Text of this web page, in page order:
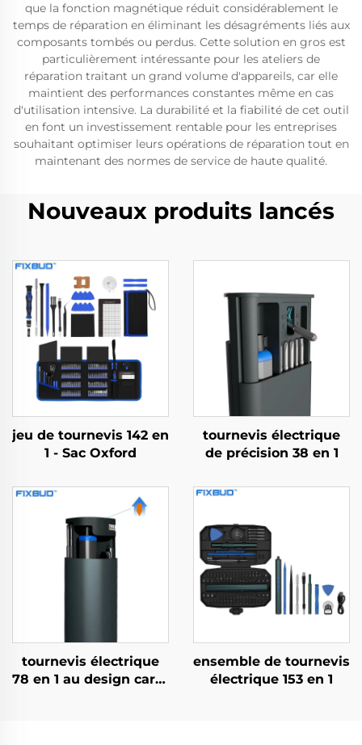
que la fonction magnétique réduit considérablement le
temps de réparation en éliminant les désagréments liés aux
composants tombés ou perdus. Cette solution en gros est
particulièrement intéressante pour les ateliers de
réparation traitant un grand volume d'appareils, car elle
maintient des performances constantes même en cas
d'utilisation intensive. La durabilité et la fiabilité de cet outil
en font un investissement rentable pour les entreprises
souhaitant optimiser leurs opérations de réparation tout en
maintenant des normes de service de haute qualité.
Nouveaux produits lancés
jeu de tournevis 142 en
1 - Sac Oxford
tournevis électrique
de précision 38 en 1
tournevis électrique
78 en 1 au design carré
ensemble de tournevis
électrique 153 en 1